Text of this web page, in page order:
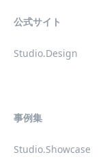
公式サイト
Studio.Design
事例集
Studio.Showcase